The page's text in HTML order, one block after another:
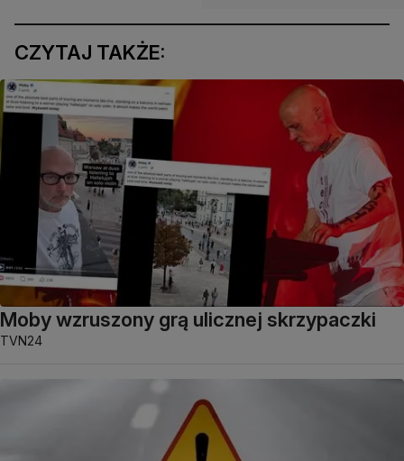
CZYTAJ TAKŻE:
Moby wzruszony grą ulicznej skrzypaczki
TVN24